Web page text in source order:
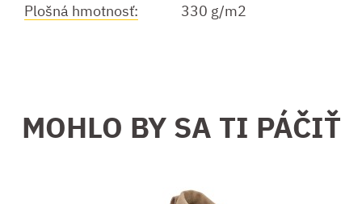
Plošná hmotnosť:
330 g/m2
MOHLO BY SA TI PÁČIŤ